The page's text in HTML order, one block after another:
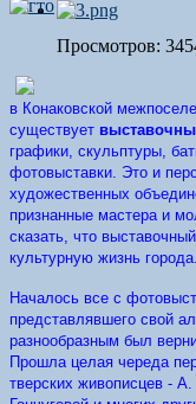
Просмотров:
в Конаковской
существует
графики, скульптуры,
фотовыставки. Это и
художественных
признанные мастера и
сказать, что
культурную жизнь города.
Началось все с
представлявшего свой
разнообразным был
Прошла целая череда
тверских живописцев -